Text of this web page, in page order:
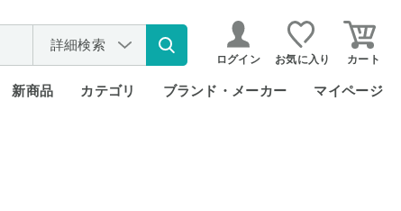
詳細検索
ログイン お気に入り カート
新商品 カテゴリ ブランド・メーカー マイページ